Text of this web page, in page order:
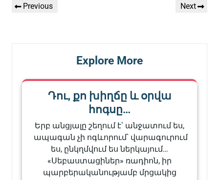
նավարկումը
Previous
Previous
Next
Next
Explore More
Դու, քո խիղճը և օրվա
հոգսը…
Երբ անցյալը շեղում է՝ անջատում ես,
ապագան չի ոգևորում՝ վարագուրում
ես, ընկղմվում ես ներկայում…
«Սեբաստացիներ» ռադիոն, իր
պարբերականությամբ մրցակից